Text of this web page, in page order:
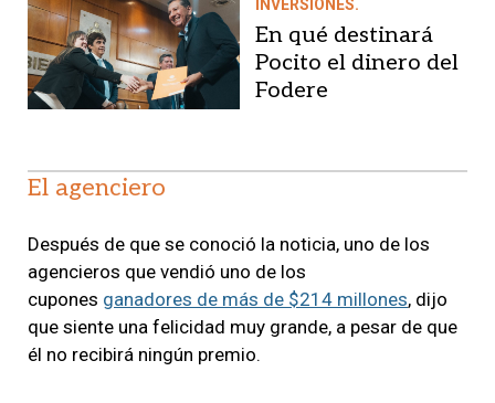
INVERSIONES.
En qué destinará
Pocito el dinero del
Fodere
El agenciero
Después de que se conoció la noticia, uno de los
agencieros que vendió uno de los
cupones ganadores de más de $214 millones, dijo
que siente una felicidad muy grande, a pesar de que
él no recibirá ningún premio.